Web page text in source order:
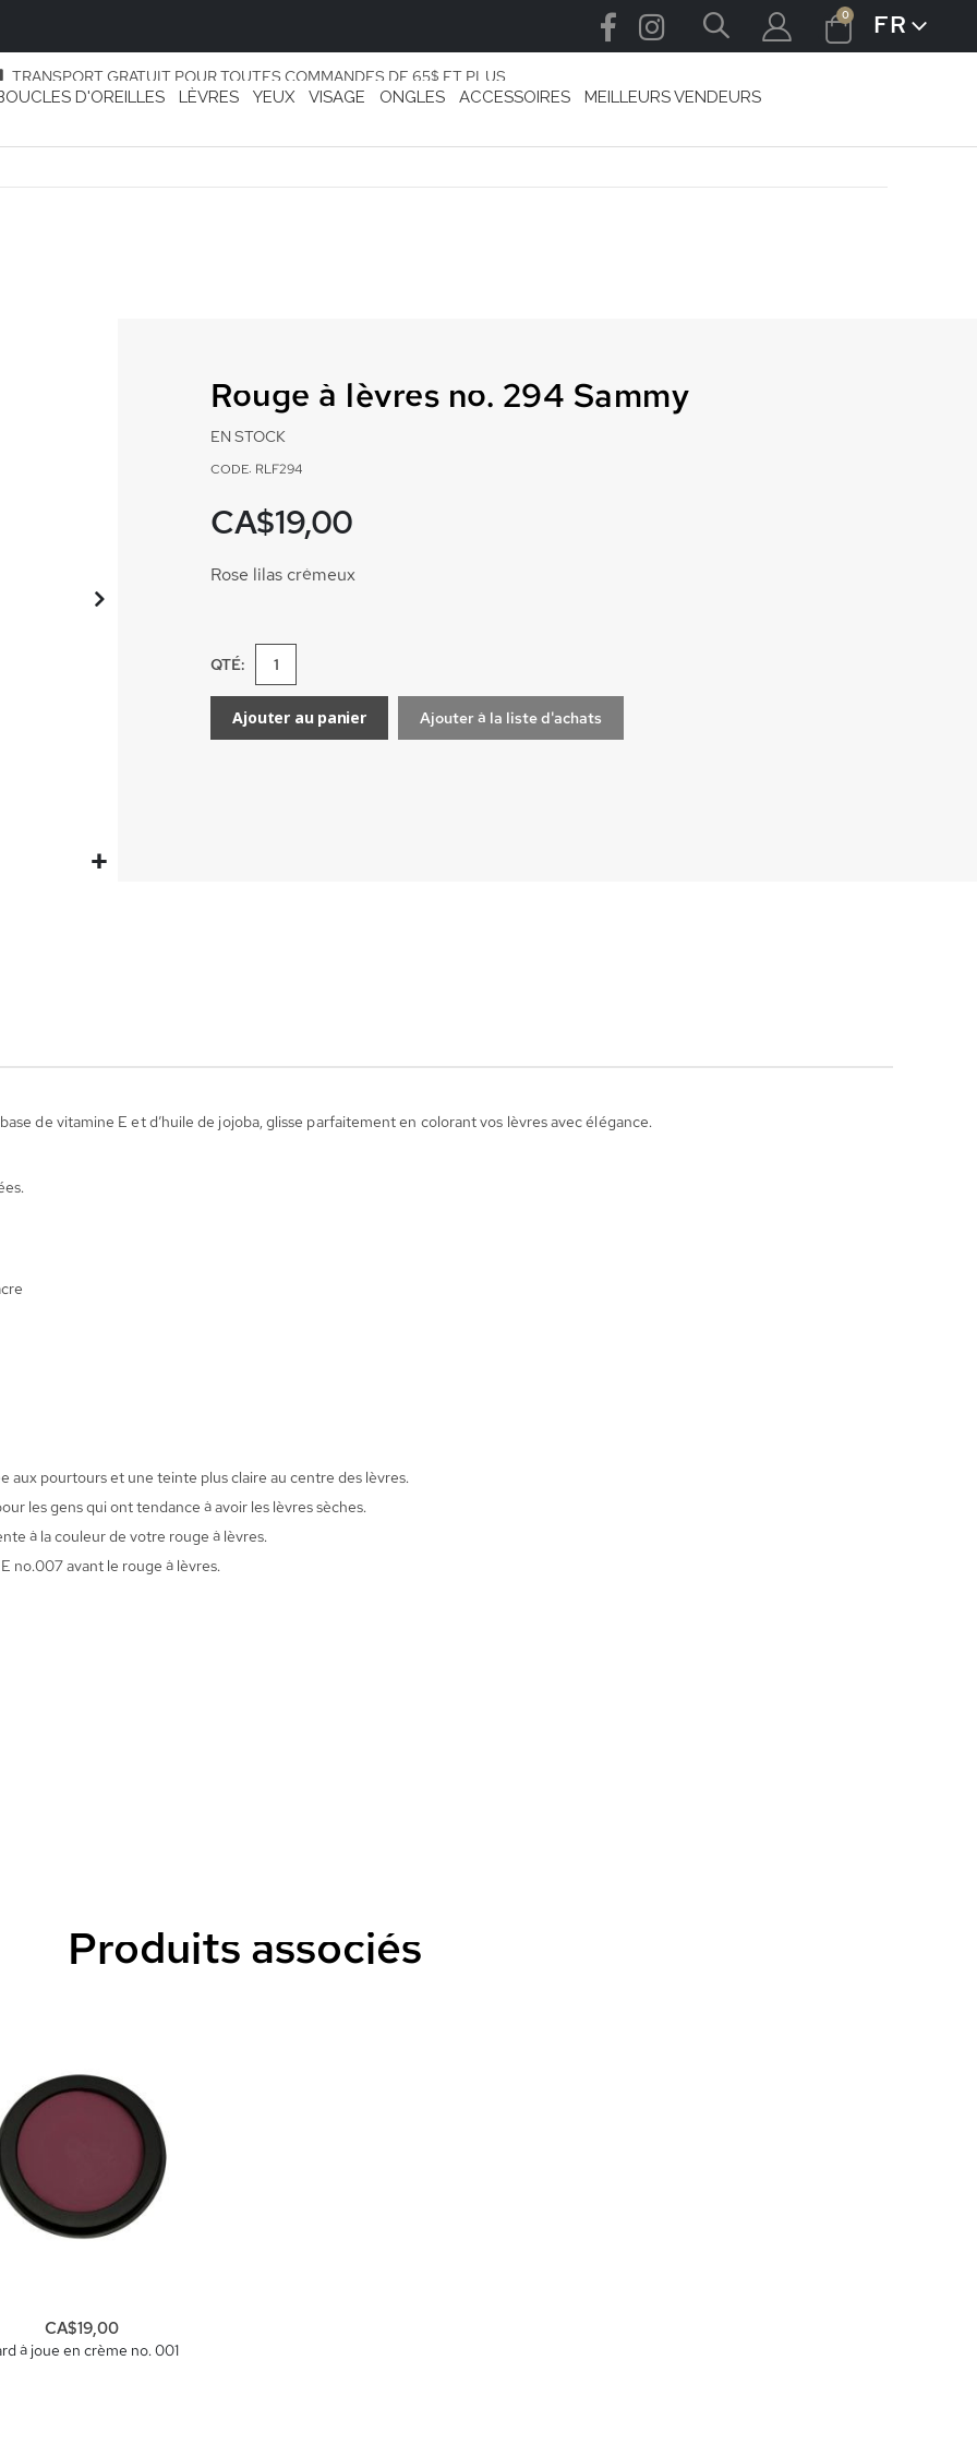
Cart
0articlesLANGUE
FR
TRANSPORT GRATUIT POUR TOUTES COMMANDES DE 65$ ET PLUS
D'OREILLES LÈVRES YEUX VISAGE ONGLES ACCESSOIRES
MEILLEURS VENDEURS
Rouge à lèvres no. 294 Sammy
EN STOCK
CODE: RLF294
CA$19,00
Rose lilas crémeux
QTÉ:
Ajouter au panier Ajouter à la liste d'achats
de vitamine E et d’huile de jojoba, glisse parfaitement en colorant vos lèvres avec élégance.
aux pourtours et une teinte plus claire au centre des lèvres.
les gens qui ont tendance à avoir les lèvres sèches.
à la couleur de votre rouge à lèvres.
no.007 avant le rouge à lèvres.
Produits associés
à joue en crème no. 001
CA$19,00